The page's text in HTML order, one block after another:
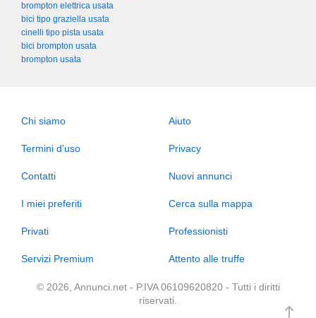
brompton elettrica usata
bici tipo graziella usata
cinelli tipo pista usata
bici brompton usata
brompton usata
Chi siamo Aiuto
Termini d’uso Privacy
Contatti Nuovi annunci
I miei preferiti Cerca sulla mappa
Privati Professionisti
Servizi Premium Attento alle truffe
© 2026, Annunci.net - P.IVA 06109620820 - Tutti i diritti
riservati.